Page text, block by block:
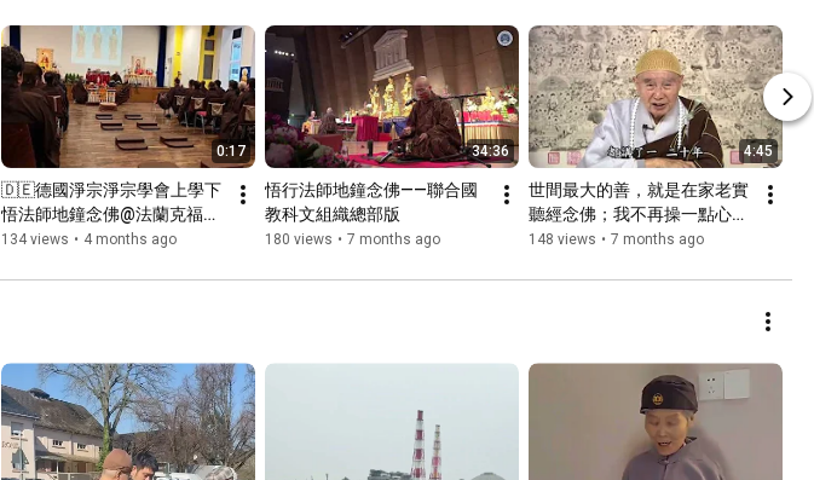
0:17
🇩🇪德國淨宗淨宗學會上學下
悟法師地鐘念佛@法蘭克福美
因河畔 2026-03-11
134 views • 4 months ago
34:36
悟行法師地鐘念佛——聯合國
教科文組織總部版
180 views • 7 months ago
4:45
世間最大的善，就是在家老實
聽經念佛；我不再操一點心，
一心求生淨土
148 views • 7 months ago